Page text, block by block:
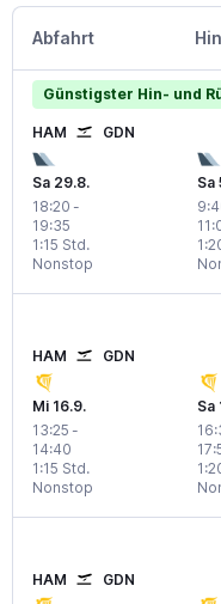
Abfahrt
Günstigster Hin- und
HAM GDN
Sa 29.8.
18:20 -
19:35
Nonstop
1:15 Std.
Sa
HAM GDN
Mi 16.9.
13:25 -
14:40
Nonstop
1:15 Std.
Sa
HAM GDN